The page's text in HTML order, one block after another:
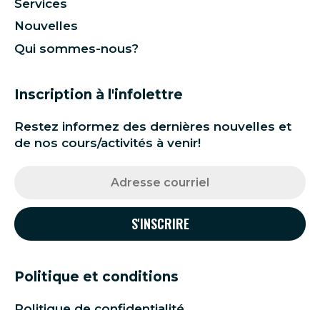
Services
Nouvelles
Qui sommes-nous?
Inscription à l'infolettre
Restez informez des dernières nouvelles et
de nos cours/activités à venir!
Politique et conditions